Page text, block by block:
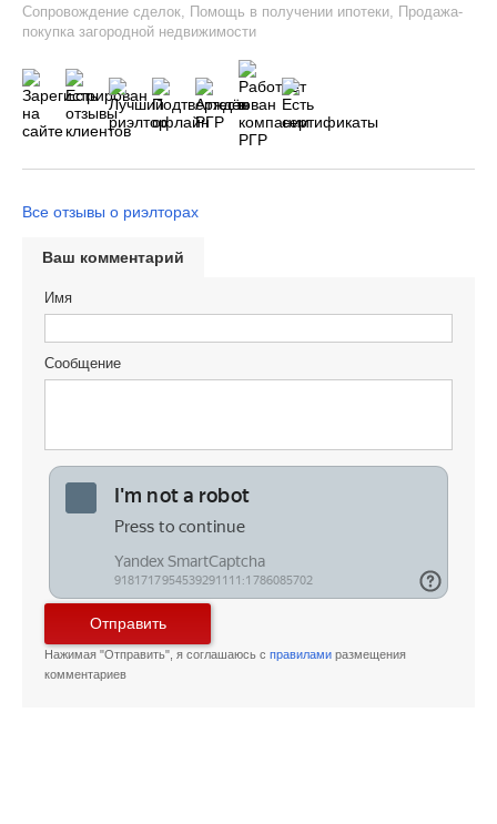
Сопровождение сделок
Помощь в получении ипотеки
Продажа-
покупка загородной недвижимости
Все отзывы о риэлторах
Ваш комментарий
Имя
Сообщение
Отправить
Нажимая "Отправить", я соглашаюсь с правилами размещения
комментариев